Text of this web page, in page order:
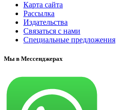
Карта сайта
Рассылка
Издательства
Связаться с нами
Специальные предложения
Мы в Мессенджерах